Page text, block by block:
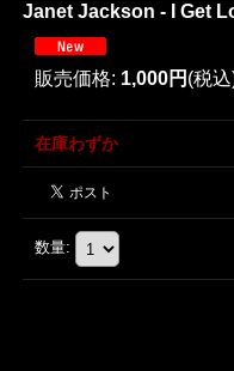
Janet Jackson - I Get
販売価格: 1,000円 (税
在庫わずか
数量: